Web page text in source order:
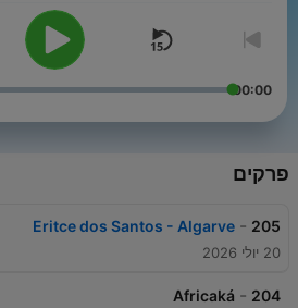
00:00
פרקים
205
-
Eritce dos Santos - Algarve
20 יולי 2026
204
-
Africaká